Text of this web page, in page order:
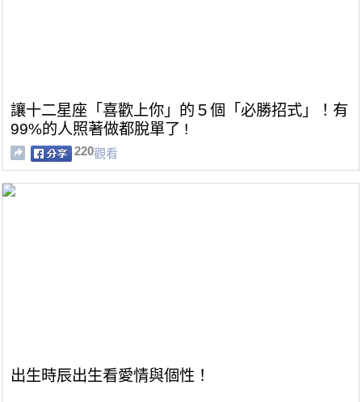
讓十二星座「喜歡上你」的５個「必勝招式」！有
99%的人照著做都脫單了 !
220觀看
出生時辰出生看愛情與個性！